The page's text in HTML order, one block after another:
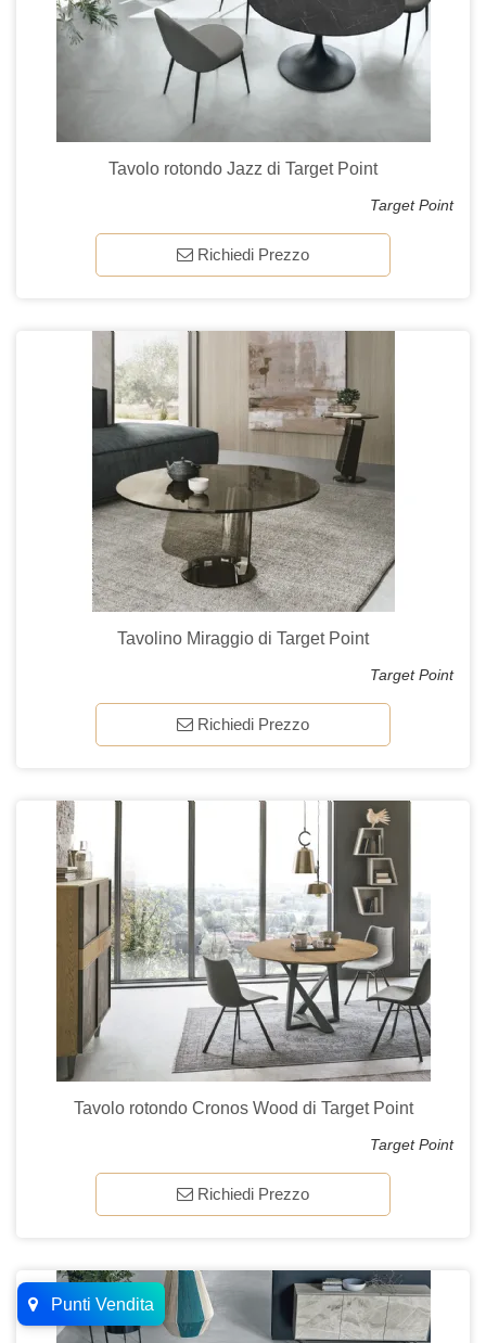
Tavolo rotondo Jazz di Target Point
Target Point
Richiedi Prezzo
Tavolino Miraggio di Target Point
Target Point
Richiedi Prezzo
Tavolo rotondo Cronos Wood di Target Point
Target Point
Richiedi Prezzo
Punti Vendita